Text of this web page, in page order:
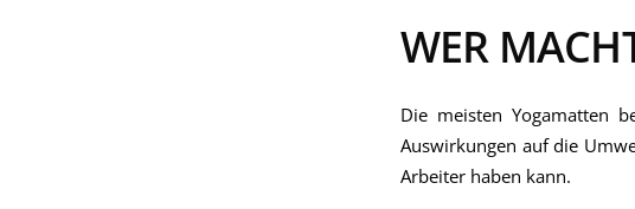
WER
Die meisten Yogamatten
Auswirkungen auf die
Arbeiter haben kann.